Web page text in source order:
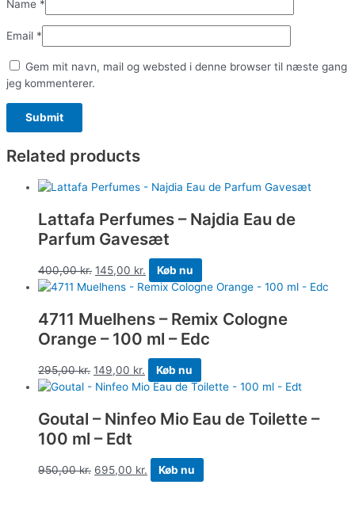
Name *
Email *
Gem mit navn, mail og websted i denne browser til næste gang
jeg kommenterer.
Related products
Lattafa Perfumes – Najdia Eau de
Parfum Gavesæt
400,00kr. 145,00 kr. Køb nu
4711 Muelhens – Remix Cologne
Orange – 100 ml – Edc
295,00kr. 149,00 kr. Køb nu
Goutal – Ninfeo Mio Eau de Toilette –
100 ml – Edt
950,00kr. 695,00 kr. Køb nu